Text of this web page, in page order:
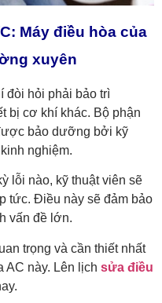
Máy điều hòa của
xuyên
đòi hỏi phải bảo trì
bị cơ khí khác. Bộ phận
bảo dưỡng bởi kỹ
nghiệm.
lỗi nào, kỹ thuật viên sẽ
tức. Điều này sẽ đảm bảo
vấn đề lớn.
trọng và cần thiết nhất
AC này. Lên lịch sửa điều